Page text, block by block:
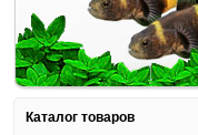
Каталог товаров